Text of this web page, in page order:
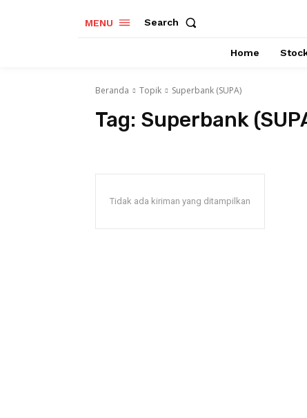
MENU Search
Home
Beranda Topik Superbank (SUPA)
Tag: Superbank
Tidak ada kiriman yang ditampilkan